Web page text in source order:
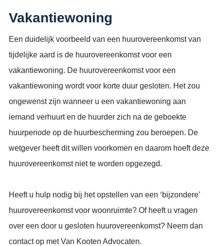
Vakantiewoning
Een duidelijk voorbeeld van een huurovereenkomst van
tijdelijke aard is de huurovereenkomst voor een
vakantiewoning. De huurovereenkomst voor een
vakantiewoning wordt voor korte duur gesloten. Het zou
ongewenst zijn wanneer u een vakantiewoning aan
iemand verhuurt en de huurder zich na de geboekte
huurperiode op de huurbescherming zou beroepen. De
wetgever heeft dit willen voorkomen en daarom hoeft deze
huurovereenkomst niet te worden opgezegd.
Heeft u hulp nodig bij het opstellen van een ‘bijzondere’
huurovereenkomst voor woonruimte? Of heeft u vragen
over een door u gesloten huurovereenkomst? Neem dan
contact op met Van Kooten Advocaten.